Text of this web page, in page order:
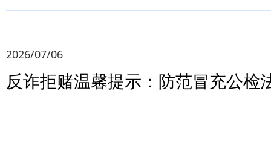
2026/07/06
反诈拒赌温馨提示：防范冒充公检